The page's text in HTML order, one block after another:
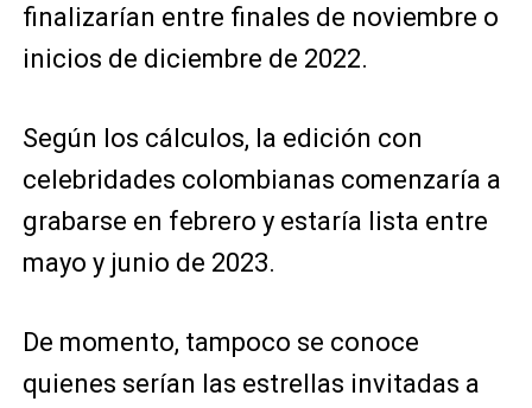
finalizarían entre finales de noviembre o
inicios de diciembre de 2022.
Según los cálculos, la edición con
celebridades colombianas comenzaría a
grabarse en febrero y estaría lista entre
mayo y junio de 2023.
De momento, tampoco se conoce
quienes serían las estrellas invitadas a